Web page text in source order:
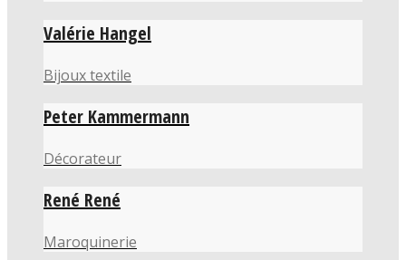
Valérie Hangel
Bijoux textile
Peter Kammermann
Décorateur
René René
Maroquinerie